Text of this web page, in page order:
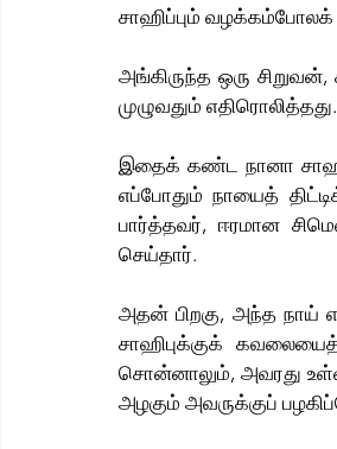
சாஹிப்பும் வழக்கம்போலக்
அங்கிருந்த ஒரு
முழுவதும் எதிரொலித்தது.
இதைக் கண்ட நானா
எப்போதும் நாயைத்
பார்த்தவர், ஈரமான
செய்தார்.
அதன் பிறகு, அந்த நாய்
சாஹிபுக்குக்
சொன்னாலும், அவரது
அழகும் அவருக்குப்